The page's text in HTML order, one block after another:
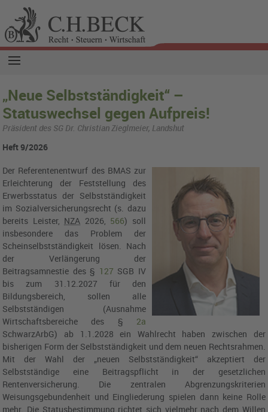
„Neue Selbstständigkeit“ –
Statuswechsel gegen Aufpreis!
Präsident des SG Dr. Christian Zieglmeier, Landshut
Heft 9/2026
Der Referentenentwurf des BMAS zur
Erleichterung der Feststellung des
Erwerbsstatus der Selbstständigkeit
im Sozialversicherungsrecht (s. dazu
bereits Leister, NZA 2026, 566) soll
insbesondere das Problem der
Scheinselbstständigkeit lösen. Nach
der Verlängerung der
Beitragsamnestie des § 127 SGB IV
bis zum 31.12.2027 für den
Bildungsbereich, sollen alle
Selbstständigen (Ausnahme
Wirtschaftsbereiche des § 2a
SchwarzArbG) ab 1.1.2028 ein Wahlrecht haben zwischen der
bisherigen Form der Selbstständigkeit und dem neuen Rechtsrahmen.
Mit der Wahl der „neuen Selbstständigkeit“ akzeptiert der
Selbstständige eine Beitragspflicht in der gesetzlichen
Rentenversicherung. Die zentralen Abgrenzungskriterien
Weisungsgebundenheit und Eingliederung spielen dann keine Rolle
mehr. Die Statusbestimmung richtet sich vielmehr nach dem Willen